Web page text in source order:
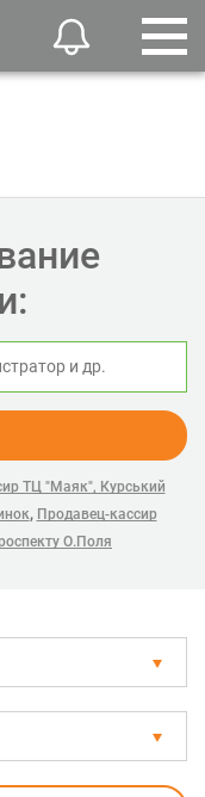
ТЦ "Маяк", Курський
, Продавец-кассир
О.Поля